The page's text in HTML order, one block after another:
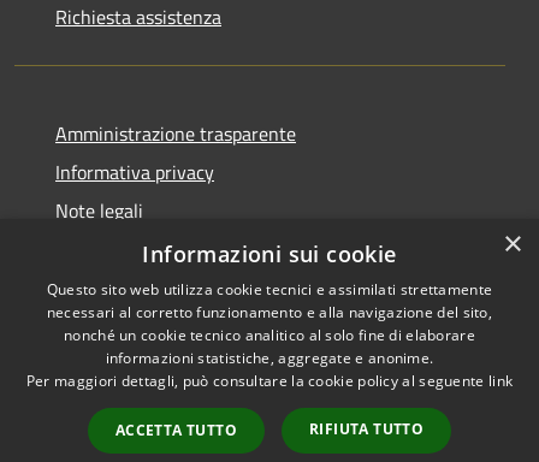
Richiesta assistenza
Amministrazione trasparente
Informativa privacy
Note legali
Dichiarazione di accessibilità
RSS
Accessibilità
Copyright © 2026 • Comune di
Municipium•
Accesso
×
Informazioni sui cookie
Questo sito web utilizza cookie tecnici e assimilati strettamente
necessari al corretto funzionamento e alla navigazione del sito,
nonché un cookie tecnico analitico al solo fine di elaborare
informazioni statistiche, aggregate e anonime.
Per maggiori dettagli, può consultare la cookie policy al seguente link
ACCETTA TUTTO RIFIUTA TUTTO